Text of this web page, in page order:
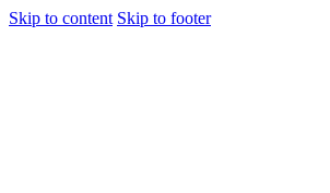
Skip to content Skip to footer